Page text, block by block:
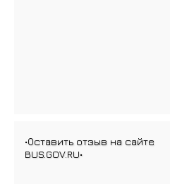
•Оставить отзыв на сайте
BUS.GOV.RU•